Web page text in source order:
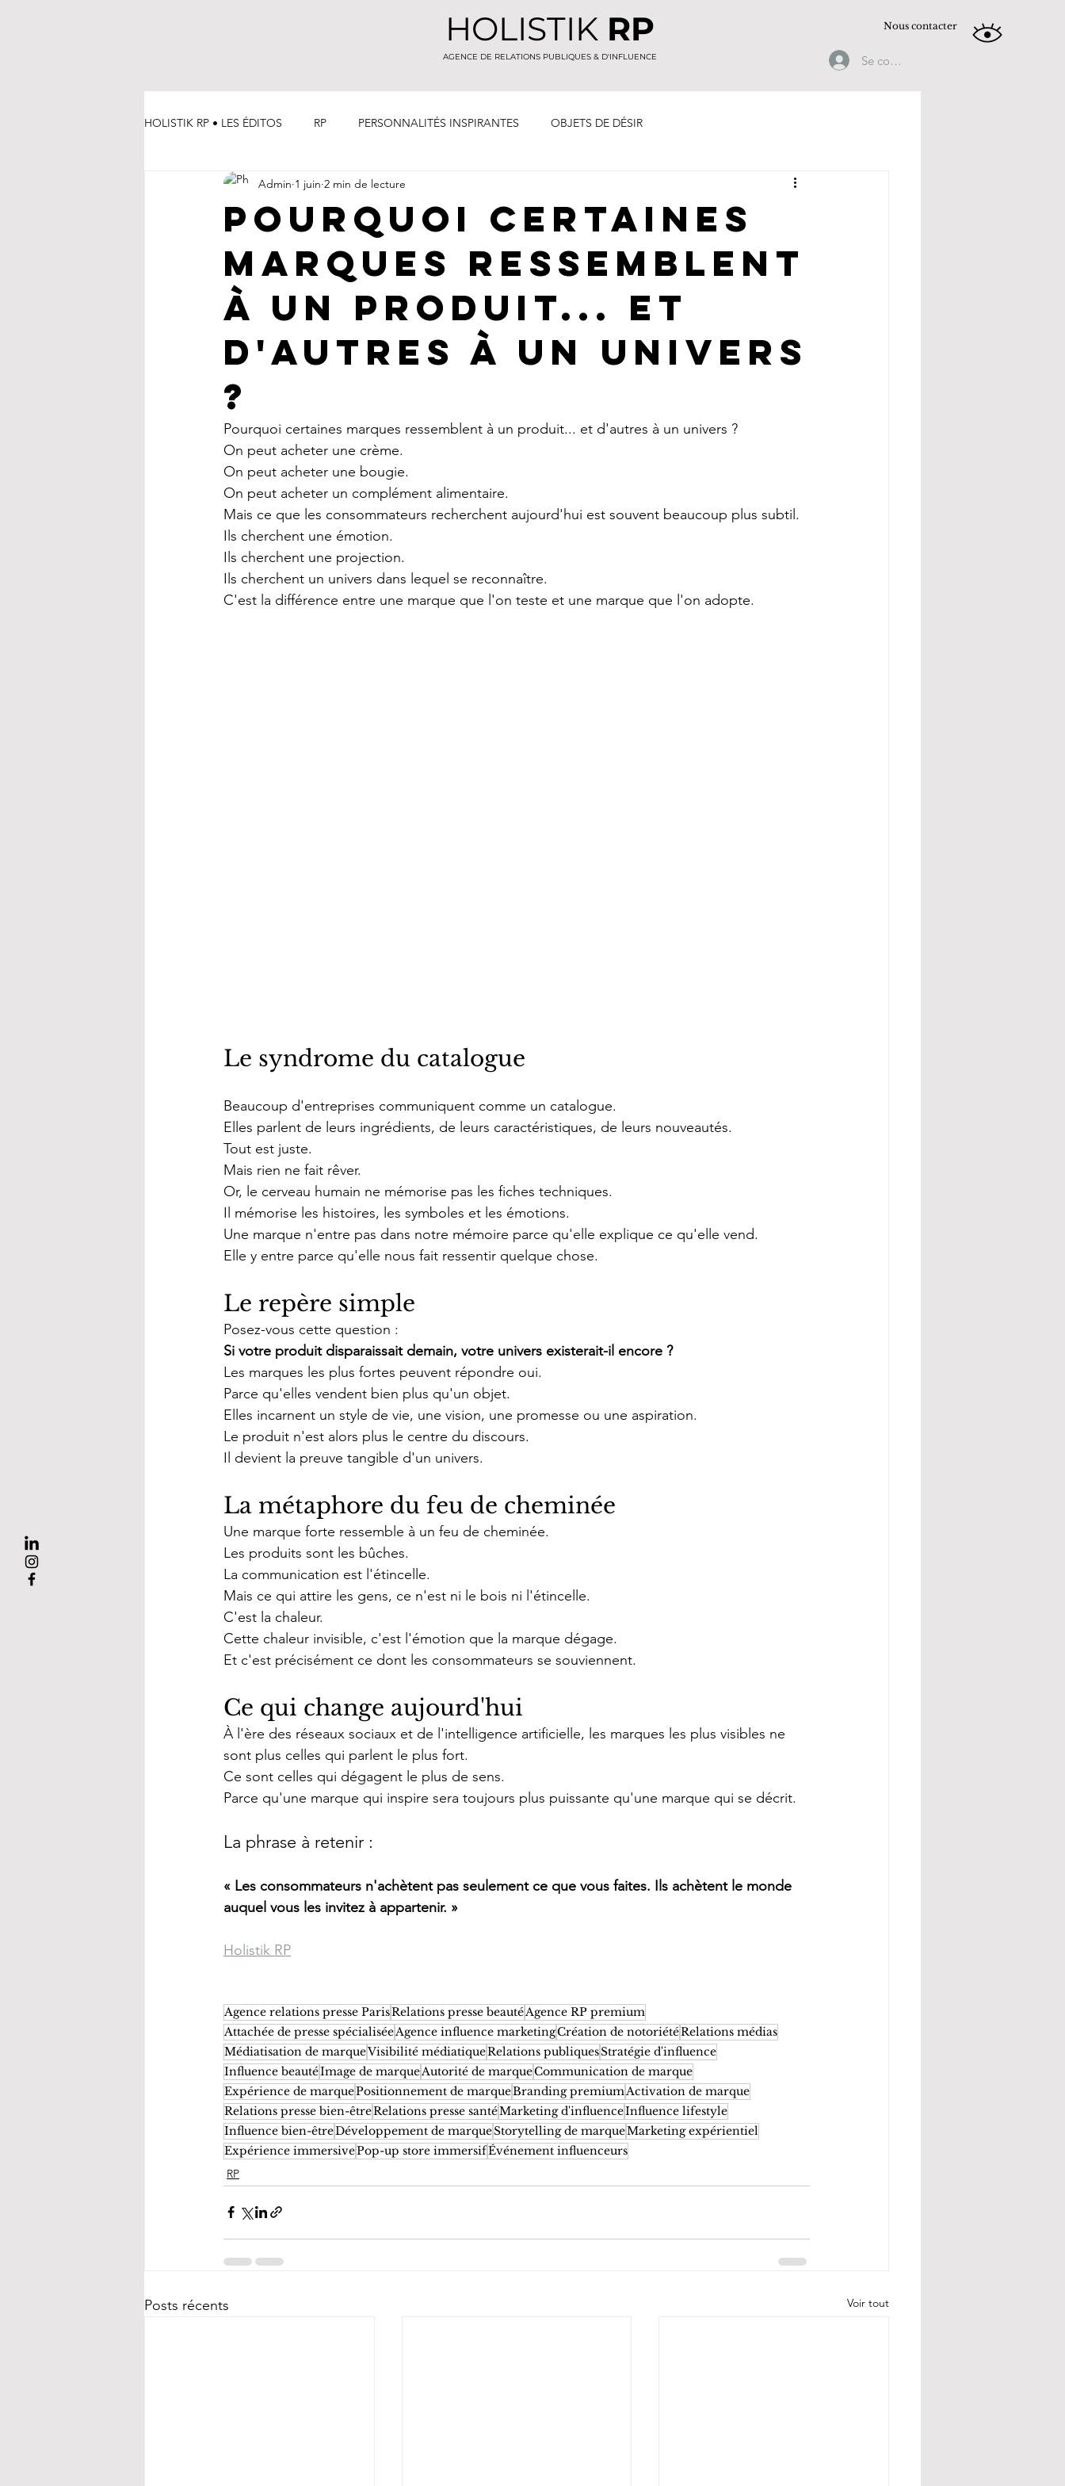
Nous contacter
HOLISTIK RP
AGENCE DE RELATIONS PUBLIQUES & D'INFLUENCE Se connecter
HOLISTIK RP • LES ÉDITOS RP PERSONNALITÉS INSPIRANTES OBJETS DE DÉSIR
UN OEIL SUR... LES MAISONS À SUIVRE
Pourquoi certaines
marques ressemblent
à un produit... et
d'autres à un univers
?
Admin 1 juin 2 min de lecture
Pourquoi certaines marques ressemblent à un produit... et d'autres à un univers ?
On peut acheter une crème.
On peut acheter une bougie.
On peut acheter un complément alimentaire.
Mais ce que les consommateurs recherchent aujourd'hui est souvent beaucoup plus subtil.
Ils cherchent une émotion.
Ils cherchent une projection.
Ils cherchent un univers dans lequel se reconnaître.
C'est la différence entre une marque que l'on teste et une marque que l'on adopte.
Le syndrome du catalogue
Beaucoup d'entreprises communiquent comme un catalogue.
Elles parlent de leurs ingrédients, de leurs caractéristiques, de leurs nouveautés.
Tout est juste.
Mais rien ne fait rêver.
Or, le cerveau humain ne mémorise pas les fiches techniques.
Il mémorise les histoires, les symboles et les émotions.
Une marque n'entre pas dans notre mémoire parce qu'elle explique ce qu'elle vend.
Elle y entre parce qu'elle nous fait ressentir quelque chose.
Le repère simple
Posez-vous cette question :
Si votre produit disparaissait demain, votre univers existerait-il encore ?
Les marques les plus fortes peuvent répondre oui.
Parce qu'elles vendent bien plus qu'un objet.
Elles incarnent un style de vie, une vision, une promesse ou une aspiration.
Le produit n'est alors plus le centre du discours.
Il devient la preuve tangible d'un univers.
La métaphore du feu de cheminée
Une marque forte ressemble à un feu de cheminée.
Les produits sont les bûches.
La communication est l'étincelle.
Mais ce qui attire les gens, ce n'est ni le bois ni l'étincelle.
C'est la chaleur.
Cette chaleur invisible, c'est l'émotion que la marque dégage.
Et c'est précisément ce dont les consommateurs se souviennent.
Ce qui change aujourd'hui
À l'ère des réseaux sociaux et de l'intelligence artificielle, les marques les plus visibles ne
sont plus celles qui parlent le plus fort.
Ce sont celles qui dégagent le plus de sens.
Parce qu'une marque qui inspire sera toujours plus puissante qu'une marque qui se décrit.
La phrase à retenir :
« Les consommateurs n'achètent pas seulement ce que vous faites. Ils achètent le monde
auquel vous les invitez à appartenir. »
Holistik RP
Agence relations presse ParisRelations presse beautéAgence RP premium
Attachée de presse spécialiséeAgence influence marketingCréation de notoriétéRelations médias
Médiatisation de marqueVisibilité médiatiqueRelations publiquesStratégie d'influence
Influence beautéImage de marqueAutorité de marqueCommunication de marque
Expérience de marquePositionnement de marqueBranding premium Activation de marque
Relations presse bien-êtreRelations presse santéMarketing d'influenceInfluence lifestyle
Influence bien-êtreDéveloppement de marqueStorytelling de marqueMarketing expérientiel
Expérience immersivePop-up store immersifÉvénement influenceurs
RP
Posts récents Voir tout